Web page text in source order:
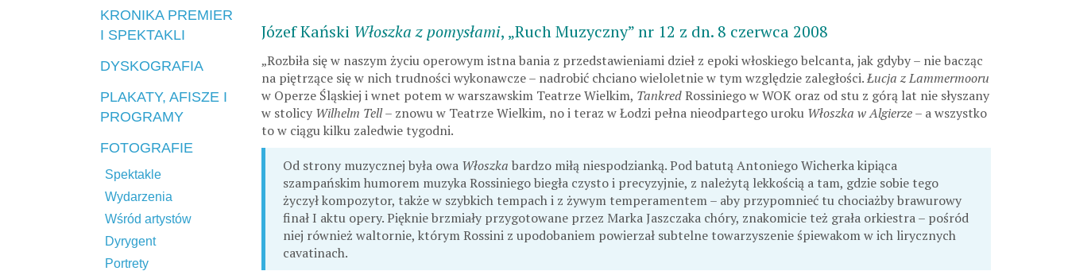
KRONIKA PREMIER
I SPEKTAKLI
DYSKOGRAFIA
PLAKATY, AFISZE I
PROGRAMY
FOTOGRAFIE
Spektakle
Wydarzenia
Wśród artystów
Dyrygent
Portrety
Józef Kański Włoszka z pomysłami, „Ruch Muzyczny” nr 12 z dn. 8 czerwca 2008
„Rozbiła się w naszym życiu operowym istna bania z przedstawieniami dzieł z epoki włoskiego belcanta, jak gdyby – nie bacząc
na piętrzące się w nich trudności wykonawcze – nadrobić chciano wieloletnie w tym względzie zaległości.Łucja z Lammermooru
w Operze Śląskiej i wnet potem w warszawskim Teatrze Wielkim, TankredRossiniego w WOK oraz od stu z górą lat nie słyszany
w stolicy Wilhelm Tell– znowu w Teatrze Wielkim, no i teraz w Łodzi pełna nieodpartego uroku Włoszka w Algierze– a wszystko
to w ciągu kilku zaledwie tygodni.
Od strony muzycznej była owa Włoszka bardzo miłą niespodzianką. Pod batutą Antoniego Wicherka kipiąca
szampańskim humorem muzyka Rossiniego biegła czysto i precyzyjnie, z należytą lekkością a tam, gdzie sobie tego
życzył kompozytor, także w szybkich tempach i z żywym temperamentem – aby przypomnieć tu chociażby brawurowy
finał I aktu opery. Pięknie brzmiały przygotowane przez Marka Jaszczaka chóry, znakomicie też grała orkiestra – pośród
niej również waltornie, którym Rossini z upodobaniem powierzał subtelne towarzyszenie śpiewakom w ich lirycznych
cavatinach.